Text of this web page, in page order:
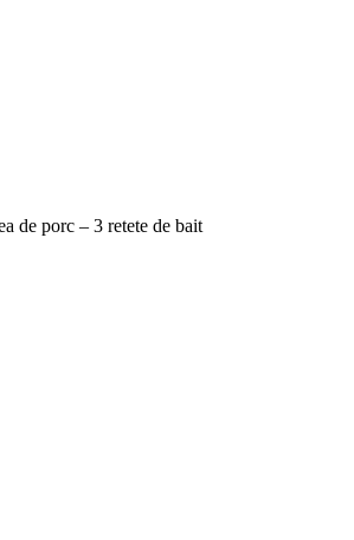
de porc – 3 retete de bait